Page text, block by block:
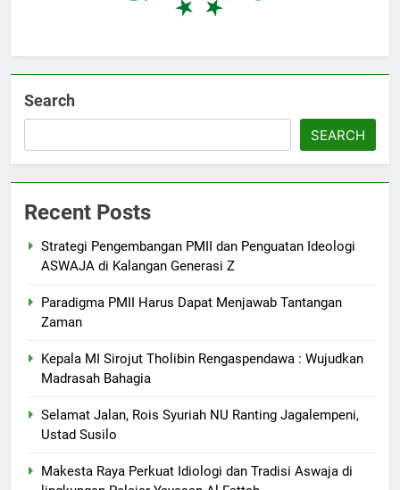
Search
SEARCH
Recent Posts
Strategi Pengembangan PMII dan Penguatan Ideologi
ASWAJA di Kalangan Generasi Z
Paradigma PMII Harus Dapat Menjawab Tantangan
Zaman
Kepala MI Sirojut Tholibin Rengaspendawa : Wujudkan
Madrasah Bahagia
Selamat Jalan, Rois Syuriah NU Ranting Jagalempeni,
Ustad Susilo
Makesta Raya Perkuat Idiologi dan Tradisi Aswaja di